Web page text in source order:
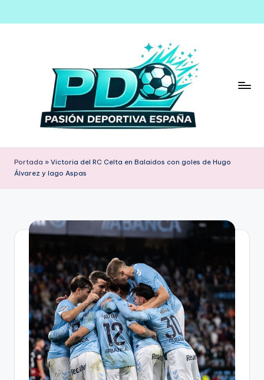
Saltar
Portada » Victoria del RC Celta en Balaidos con goles de Hugo
Álvarez y Iago Aspas